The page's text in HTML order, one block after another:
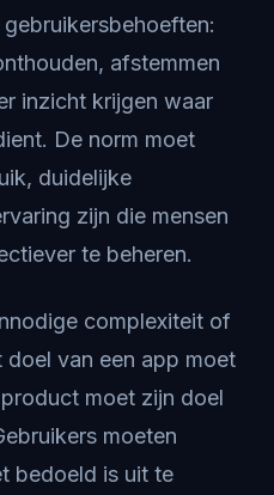
afstemmen
inzicht krijgen waar
De norm moet
duidelijke
zijn die mensen
te beheren.
complexiteit of
van een app moet
moet zijn doel
moeten
bedoeld is uit te